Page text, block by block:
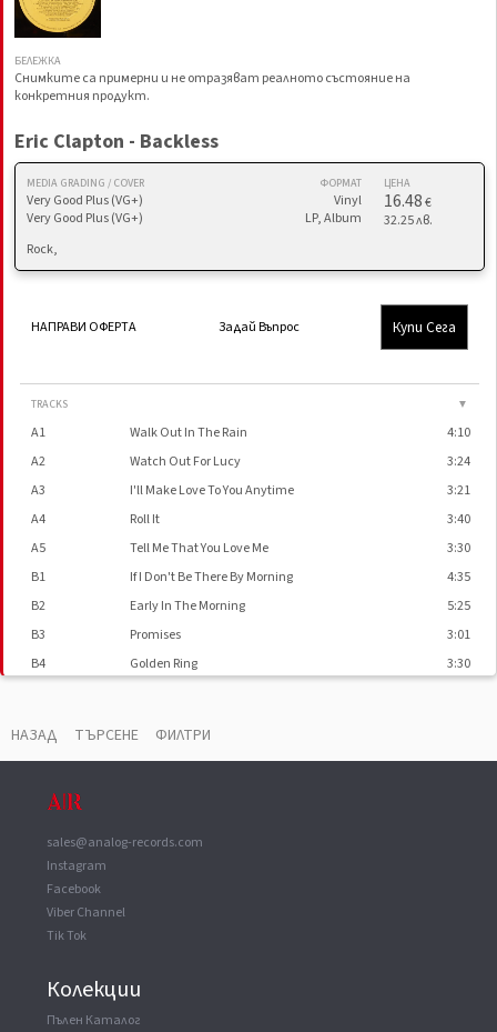
БЕЛЕЖКА
Снимките са примерни и не отразяват реалното състояние на
конкретния продукт.
Eric Clapton - Backless
MEDIA GRADING / COVER
Very Good Plus (VG+)
Very Good Plus (VG+)
ФОРМАТ
Vinyl
LP, Album
ЦЕНА
16.48€
32.25 лв.
Rock,
НАПРАВИ ОФЕРТА Задай Въпрос Купи Сега
TRACKS ▼
A1 Walk Out In The Rain
4:10
A2
Watch Out For Lucy
3:24
A3
I'll Make Love To You Anytime
3:21
A4
Roll It
3:40
A5
Tell Me That You Love Me
3:30
B1
If I Don't Be There By Morning
4:35
B2
Early In The Morning
5:25
B3
Promises
3:01
B4
Golden Ring
3:30
ВАУЧЕР ▼
Mastered At
НАЗАД ТЪРСЕНЕ ФИЛТРИ
sales@analog-records.com
Instagram
Facebook
Viber Channel
Tik Tok
Колекции
Пълен Каталог